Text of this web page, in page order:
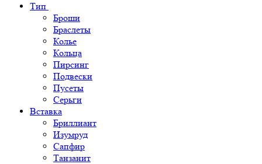
Тип
Броши
Браслеты
Колье
Кольца
Пирсинг
Подвески
Пусеты
Серьги
Вставка
Бриллиант
Изумруд
Сапфир
Танзанит